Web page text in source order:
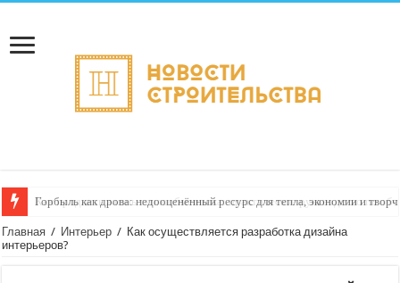
Горбыль как дрова: недооценённый ресурс для тепла, экономии и
Главная / Интерьер / Как осуществляется разработка дизайна
интерьеров?